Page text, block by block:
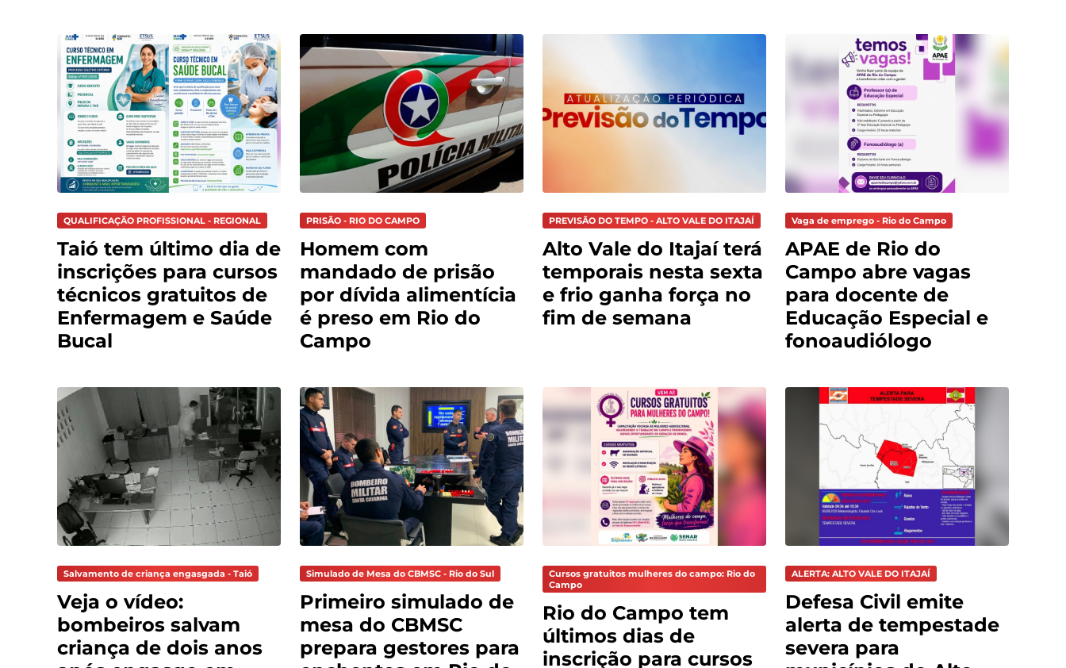
QUALIFICAÇÃO PROFISSIONAL - REGIONAL
Taió tem último dia de
inscrições para cursos
técnicos gratuitos de
Enfermagem e Saúde
Bucal
PRISÃO - RIO DO CAMPO
Homem com
mandado de prisão
por dívida alimentícia
é preso em Rio do
Campo
PREVISÃO DO TEMPO - ALTO VALE DO ITAJAÍ
Alto Vale do Itajaí terá
temporais nesta sexta
e frio ganha força no
fim de semana
Vaga de emprego - Rio do Campo
APAE de Rio do
Campo abre vagas
para docente de
Educação Especial e
fonoaudiólogo
Salvamento de criança engasgada - Taió
Veja o vídeo:
bombeiros salvam
criança de dois anos
Simulado de Mesa do CBMSC - Rio do Sul
Primeiro simulado de
mesa do CBMSC
prepara gestores para
Cursos gratuitos mulheres do campo: Rio do
Campo
Rio do Campo tem
últimos dias de
inscrição para cursos
ALERTA: ALTO VALE DO ITAJAÍ
Defesa Civil emite
alerta de tempestade
severa para